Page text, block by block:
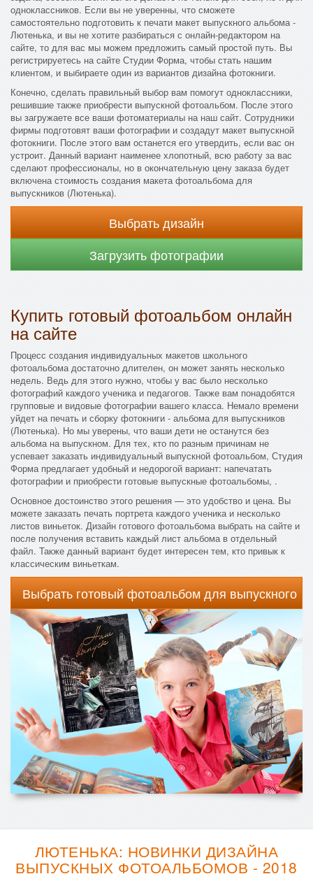
одноклассников. Если вы не уверенны, что сможете
самостоятельно подготовить к печати макет выпускного альбома -
Лютенька, и вы не хотите разбираться с онлайн-редактором на
сайте, то для вас мы можем предложить самый простой путь. Вы
регистрируетесь на сайте Студии Форма, чтобы стать нашим
клиентом, и выбираете один из вариантов дизайна фотокниги.
Конечно, сделать правильный выбор вам помогут одноклассники,
решившие также приобрести выпускной фотоальбом. После этого
вы загружаете все ваши фотоматериалы на наш сайт. Сотрудники
фирмы подготовят ваши фотографии и создадут макет выпускной
фотокниги. После этого вам останется его утвердить, если вас он
устроит. Данный вариант наименее хлопотный, всю работу за вас
сделают профессионалы, но в окончательную цену заказа будет
включена стоимость создания макета фотоальбома для
выпускников (Лютенька).
Выбрать дизайн
Загрузить фотографии
Купить готовый фотоальбом онлайн
на сайте
Процесс создания индивидуальных макетов школьного
фотоальбома достаточно длителен, он может занять несколько
недель. Ведь для этого нужно, чтобы у вас было несколько
фотографий каждого ученика и педагогов. Также вам понадобятся
групповые и видовые фотографии вашего класса. Немало времени
уйдет на печать и сборку фотокниги - альбома для выпускников
(Лютенька). Но мы уверены, что ваши дети не останутся без
альбома на выпускном. Для тех, кто по разным причинам не
успевает заказать индивидуальный выпускной фотоальбом, Студия
Форма предлагает удобный и недорогой вариант: напечатать
фотографии и приобрести готовые выпускные фотоальбомы, .
Основное достоинство этого решения — это удобство и цена. Вы
можете заказать печать портрета каждого ученика и несколько
листов виньеток. Дизайн готового фотоальбома выбрать на сайте и
после получения вставить каждый лист альбома в отдельный
файл. Также данный вариант будет интересен тем, кто привык к
классическим виньеткам.
Выбрать готовый фотоальбом для выпускного
ЛЮТЕНЬКА: НОВИНКИ ДИЗАЙНА
ВЫПУСКНЫХ ФОТОАЛЬБОМОВ - 2018